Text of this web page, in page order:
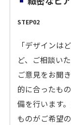
STEP02
「デザインは
ど、ご相談い
ご意見をお聞
的に合ったも
備を行います
ものがご希望